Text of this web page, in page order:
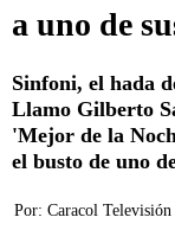
a uno de
Sinfoni, el hada
Llamo Gilberto
'Mejor de la
el busto de uno
Por: Caracol Televisión